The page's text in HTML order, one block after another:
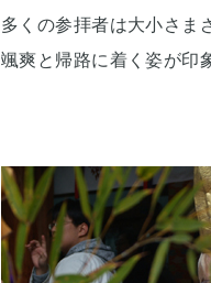
多くの参拝者は大小さま
颯爽と帰路に着く姿が印